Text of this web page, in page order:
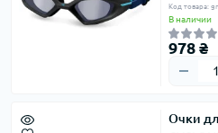
Код товара:
В наличии
978 ₴
Очки